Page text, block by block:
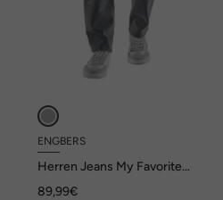
ENGBERS
Herren Jeans My Favorite
89,99€